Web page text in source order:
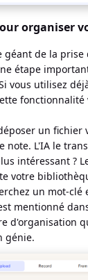
organiser
géant de la prise
étape
vous utilisez
un fichier
note. L'IA le
intéressant ?
votre
un mot-clé
mentionné
d'organisation
génie.